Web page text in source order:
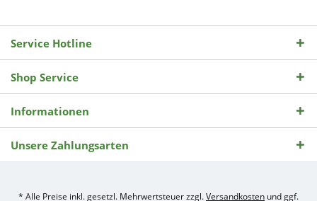
Service Hotline
Shop Service
Informationen
Unsere Zahlungsarten
* Alle Preise inkl. gesetzl. Mehrwertsteuer zzgl.Versandkosten und ggf.